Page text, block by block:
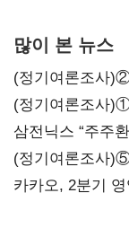
많이 본 뉴스
(정기여론조사
(정기여론조사
지지도 '50% 아
삼전닉스 “주주
보내
(정기여론조사
만에 다시 40%대
카카오, 2분기